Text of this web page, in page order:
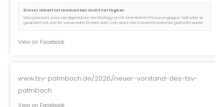
Dieser Inhalt ist momentan nicht verfügbar
Dies passiert, wenn der Eigentümer den Beitrag nur mit einer kleinen Personengruppe teilt oder er
geändert hat, wer ihn sehen kann. Es kann auch sein, dass der Content inzwischen gelöscht wurde.
View on Facebook
www.tsv-palmbach.de/2026/neuer-vorstand-des-tsv-
palmbach
View on Facebook